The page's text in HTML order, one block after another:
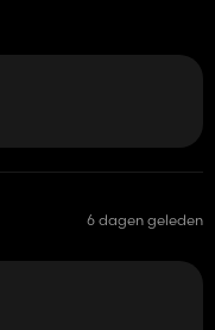
6 dagen geleden